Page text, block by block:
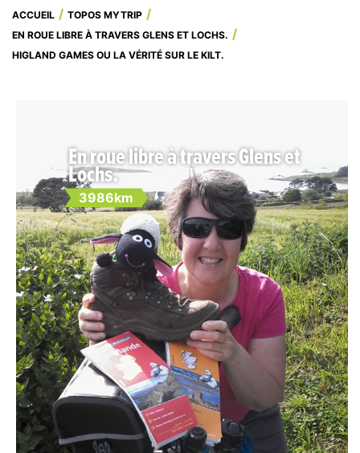
ACCUEIL
TOPOS MYTRIP
EN ROUE LIBRE À TRAVERS GLENS ET LOCHS.
HIGLAND GAMES OU LA VÉRITÉ SUR LE KILT.
En roue libre à travers Glens et
Lochs.
3986km